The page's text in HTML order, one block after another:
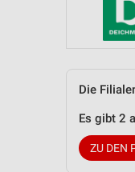
Die
Es gibt 2
ZU DEN